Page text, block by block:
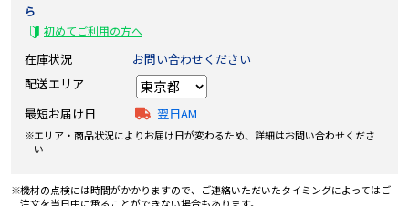
ら
初めてご利用の方へ
在庫状況
お問い合わせください
配送エリア
最短お届け日
翌日AM
エリア・商品状況によりお届け日が変わるため、詳細はお問い合わせくださ
い
機材の点検には時間がかかりますので、ご連絡いただいたタイミングによってはご
注文を当日中に承ることができない場合もあります。